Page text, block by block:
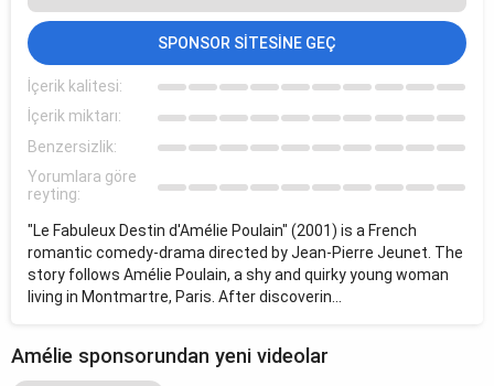
SPONSOR SITESINE GEÇ
İçerik kalitesi:
İçerik miktarı:
Benzersizlik:
Yorumlara göre
reyting:
"Le Fabuleux Destin d'Amélie Poulain" (2001) is a French
romantic comedy-drama directed by Jean-Pierre Jeunet. The
story follows Amélie Poulain, a shy and quirky young woman
living in Montmartre, Paris. After discoverin...
Amélie sponsorundan yeni videolar